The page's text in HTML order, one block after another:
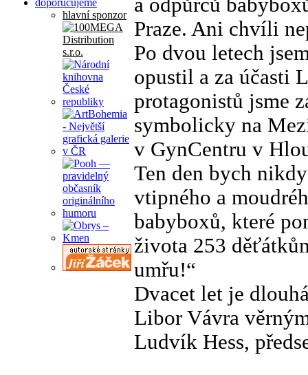
hlavní sponzor
a odpůrců
Praze. Ani chvíli
Po dvou letech
opustil a za účasti
protagonistů jsme
symbolicky na
v GynCentru v
Ten den bych
vtipného a
babyboxů, které
života 253
umřu!“
Dvacet let je
Libor Vávra
Ludvík Hess,